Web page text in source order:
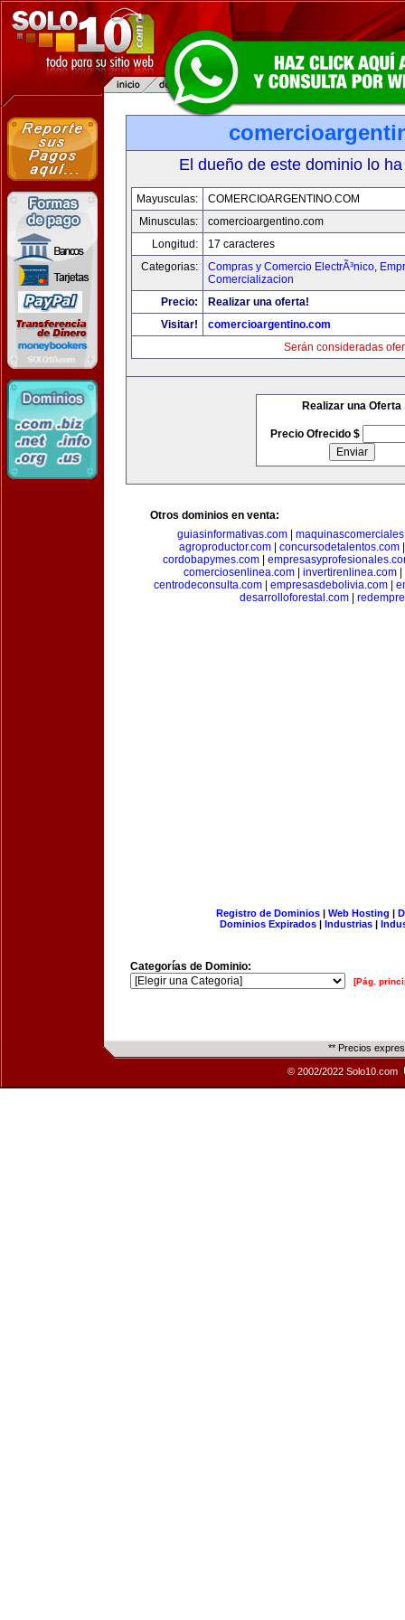
El dueño de este dominio lo
Mayusculas:
COMERCIOARGENTINO.COM
Minusculas:
comercioargentino.com
Longitud:
17 caracteres
Categorias:
Compras y Comercio ElectrÃ³nico,
Comercializacion
Precio:
Realizar una oferta!
Visitar!
comercioargentino.com
Serán consideradas
Realizar una Oferta
Precio Ofrecido $
Otros dominios en venta:
guiasinformativas.com
agroproductor.com
concursodetalentos.com
cordobapymes.com|
comerciosenlinea.com
invertirenlinea.com
centrodeconsulta.com
empresasdebolivia.com
desarrolloforestal.com
Registro de Dominios| Web Hosting |
Dominios Expirados | Industrias |
Categorías de Dominio:
[Pág.
** Precios
© 2002/2022 Solo10.com